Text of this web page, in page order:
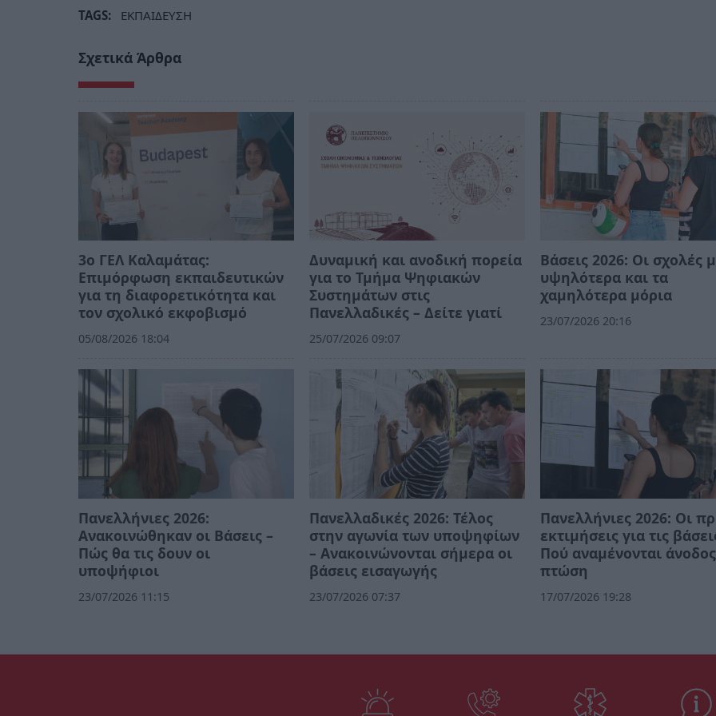
TAGS: ΕΚΠΑΙΔΕΥΣΗ
Σχετικά Άρθρα
3ο ΓΕΛ Καλαμάτας:
Επιμόρφωση εκπαιδευτικών
για τη διαφορετικότητα και
τον σχολικό εκφοβισμό
05/08/2026 18:04
Δυναμική και ανοδική πορεία
για το Τμήμα Ψηφιακών
Συστημάτων στις
Πανελλαδικές – Δείτε γιατί
25/07/2026 09:07
Βάσεις 2026: Οι σχολές
υψηλότερα και τα
χαμηλότερα μόρια
23/07/2026 20:16
Πανελλήνιες 2026:
Ανακοινώθηκαν οι Βάσεις –
Πώς θα τις δουν οι
υποψήφιοι
23/07/2026 11:15
Πανελλαδικές 2026: Τέλος
στην αγωνία των υποψηφίων
– Ανακοινώνονται σήμερα οι
βάσεις εισαγωγής
23/07/2026 07:37
Πανελλήνιες 2026: Οι
εκτιμήσεις για τις
Πού αναμένονται
πτώση
17/07/2026 19:28